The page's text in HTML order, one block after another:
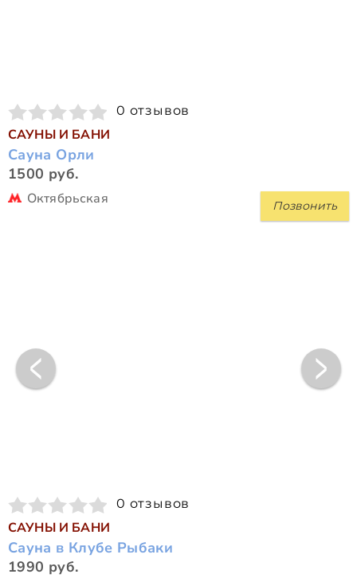
0 отзывов
САУНЫ И БАНИ
Сауна Орли
1500 руб.
Позвонить
Октябрьская
0 отзывов
САУНЫ И БАНИ
Сауна в Клубе Рыбаки
1990 руб.